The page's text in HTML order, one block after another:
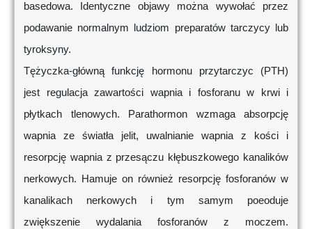
basedowa. Identyczne objawy można wywołać przez
podawanie normalnym ludziom preparatów tarczycy lub
tyroksyny.
Tężyczka-główną funkcję hormonu przytarczyc (PTH)
jest regulacja zawartości wapnia i fosforanu w krwi i
płytkach tlenowych. Parathormon wzmaga absorpcję
wapnia ze światła jelit, uwalnianie wapnia z kości i
resorpcję wapnia z przesączu kłębuszkowego kanalików
nerkowych. Hamuje on również resorpcję fosforanów w
kanalikach nerkowych i tym samym poeoduje
zwiększenie wydalania fosforanów z moczem.